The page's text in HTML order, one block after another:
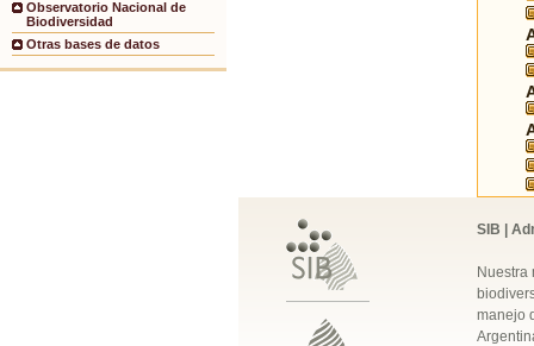
Observatorio Nacional de
Biodiversidad
Otras bases de datos
SIB |
Nuestra
manejo